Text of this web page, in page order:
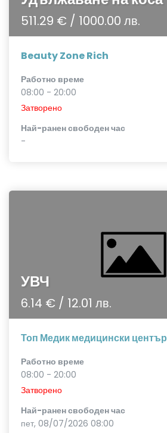
511.29 € / 1000.00 лв.
Beauty Zone Rich
Работно време
08:00 - 20:00
Затворено
Най-ранен свободен час
-
УВЧ
6.14 € / 12.01 лв.
Топ Медик медицински център
Работно време
08:00 - 20:00
Затворено
Най-ранен свободен час
пет, 08/07/2026 08:00